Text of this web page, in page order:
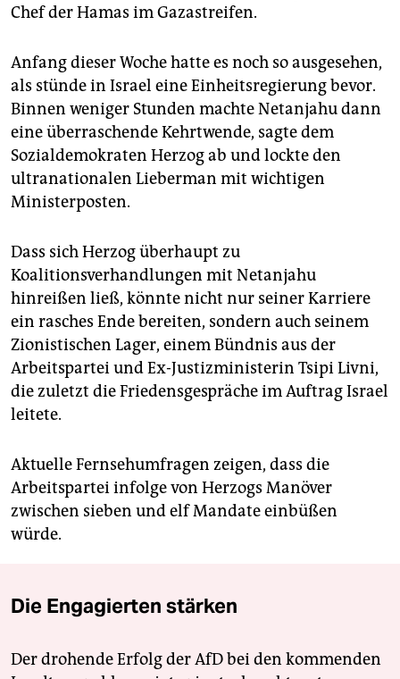
Chef der Hamas im Gazastreifen.
Anfang dieser Woche hatte es noch so ausgesehen,
als stünde in Israel eine Einheitsregierung bevor.
Binnen weniger Stunden machte Netanjahu dann
eine überraschende Kehrtwende, sagte dem
Sozialdemokraten Herzog ab und lockte den
ultranationalen Lieberman mit wichtigen
Ministerposten.
Dass sich Herzog überhaupt zu
Koalitionsverhandlungen mit Netanjahu
hinreißen ließ, könnte nicht nur seiner Karriere
ein rasches Ende bereiten, sondern auch seinem
Zionistischen Lager, einem Bündnis aus der
Arbeitspartei und Ex-Justizministerin Tsipi Livni,
die zuletzt die Friedensgespräche im Auftrag Israel
leitete.
Aktuelle Fernsehumfragen zeigen, dass die
Arbeitspartei infolge von Herzogs Manöver
zwischen sieben und elf Mandate einbüßen
würde.
Die Engagierten stärken
Der drohende Erfolg der AfD bei den kommenden